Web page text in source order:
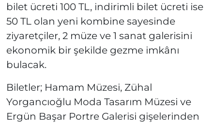
bilet ücreti 100 TL, indirimli bilet ücreti ise
50 TL olan yeni kombine sayesinde
ziyaretçiler, 2 müze ve 1 sanat galerisini
ekonomik bir şekilde gezme imkânı
bulacak.
Biletler; Hamam Müzesi, Zühal
Yorgancıoğlu Moda Tasarım Müzesi ve
Ergün Başar Portre Galerisi gişelerinden